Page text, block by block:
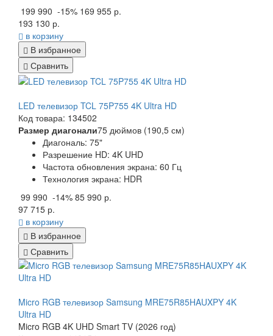
199 990 -15% 169 955 р.
193 130 р.
в корзину
В избранное
Сравнить
LED телевизор TCL 75P755 4K Ultra HD
Код товара: 134502
Размер диагонали75 дюймов (190,5 см)
Диагональ: 75"
Разрешение HD: 4K UHD
Частота обновления экрана: 60 Гц
Технология экрана: HDR
99 990 -14% 85 990 р.
97 715 р.
в корзину
В избранное
Сравнить
Micro RGB телевизор Samsung MRE75R85HAUXPY 4K
Ultra HD
Micro RGB 4K UHD Smart TV (2026 год)